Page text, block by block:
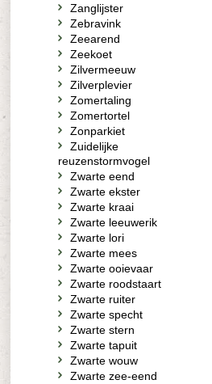
Zanglijster
Zebravink
Zeearend
Zeekoet
Zilvermeeuw
Zilverplevier
Zomertaling
Zomertortel
Zonparkiet
Zuidelijke
reuzenstormvogel
Zwarte eend
Zwarte ekster
Zwarte kraai
Zwarte leeuwerik
Zwarte lori
Zwarte mees
Zwarte ooievaar
Zwarte roodstaart
Zwarte ruiter
Zwarte specht
Zwarte stern
Zwarte tapuit
Zwarte wouw
Zwarte zee-eend